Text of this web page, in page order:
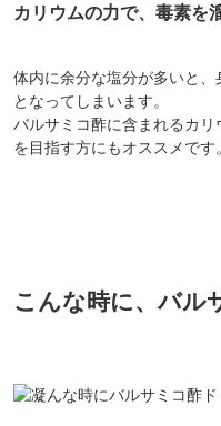
カリウムの力で、毒素を
体内に余分な塩分が多いと
となってしまいます。
バルサミコ酢に含まれるカ
を目指す方にもオススメです。
こんな時に、バル